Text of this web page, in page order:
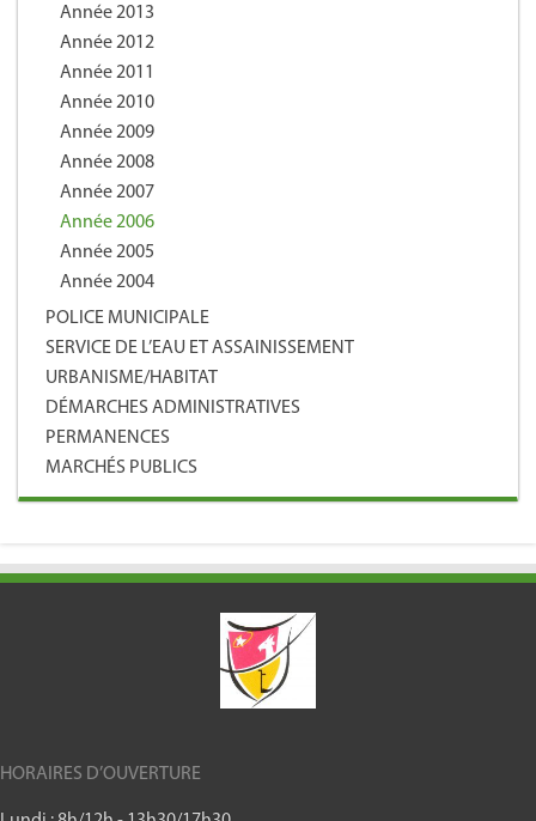
Année 2013
Année 2012
Année 2011
Année 2010
Année 2009
Année 2008
Année 2007
Année 2006
Année 2005
Année 2004
POLICE MUNICIPALE
SERVICE DE L’EAU ET ASSAINISSEMENT
URBANISME/HABITAT
DÉMARCHES ADMINISTRATIVES
PERMANENCES
MARCHÉS PUBLICS
HORAIRES D’OUVERTURE